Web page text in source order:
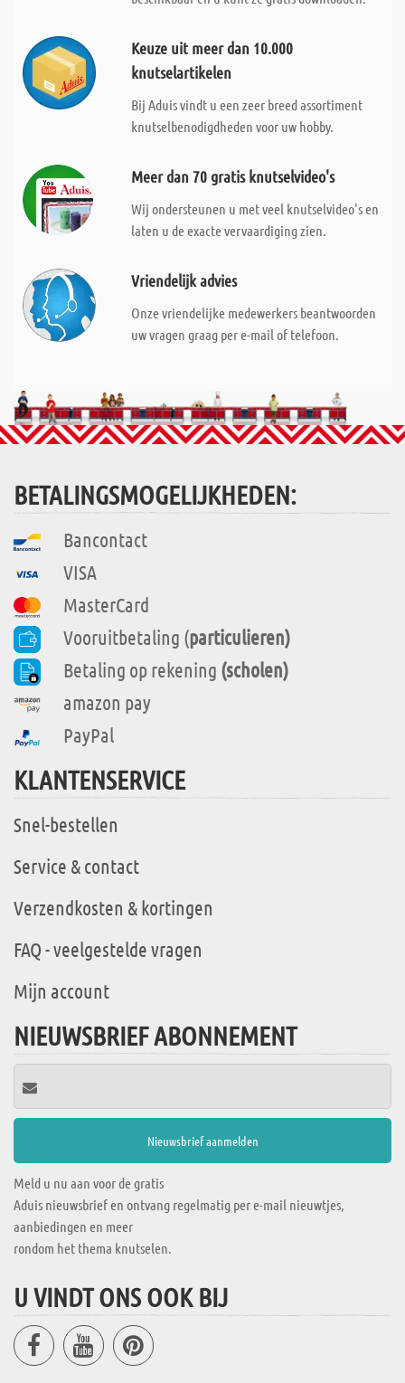
Keuze uit meer dan 10.000
knutselartikelen
Bij Aduis vindt u een zeer breed assortiment
knutselbenodigdheden voor uw hobby.
Meer dan 70 gratis knutselvideo's
Wij ondersteunen u met veel knutselvideo's en
laten u de exacte vervaardiging zien.
Vriendelijk advies
Onze vriendelijke medewerkers beantwoorden
uw vragen graag per e-mail of telefoon.
BETALINGSMOGELIJKHEDEN:
Bancontact
VISA
MasterCard
Vooruitbetaling (particulieren)
Betaling op rekening (scholen)
amazon pay
PayPal
KLANTENSERVICE
Snel-bestellen
Service & contact
Verzendkosten & kortingen
FAQ - veelgestelde vragen
Mijn account
NIEUWSBRIEF ABONNEMENT
Meld u nu aan voor de gratis
Aduis nieuwsbrief en ontvang regelmatig per e-mail nieuwtjes,
aanbiedingen en meer
rondom het thema knutselen.
U VINDT ONS OOK BIJ